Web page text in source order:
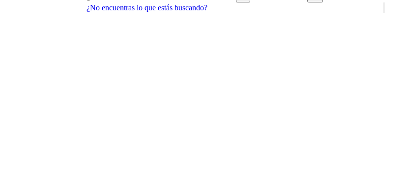
¿No encuentras lo que estás buscando?